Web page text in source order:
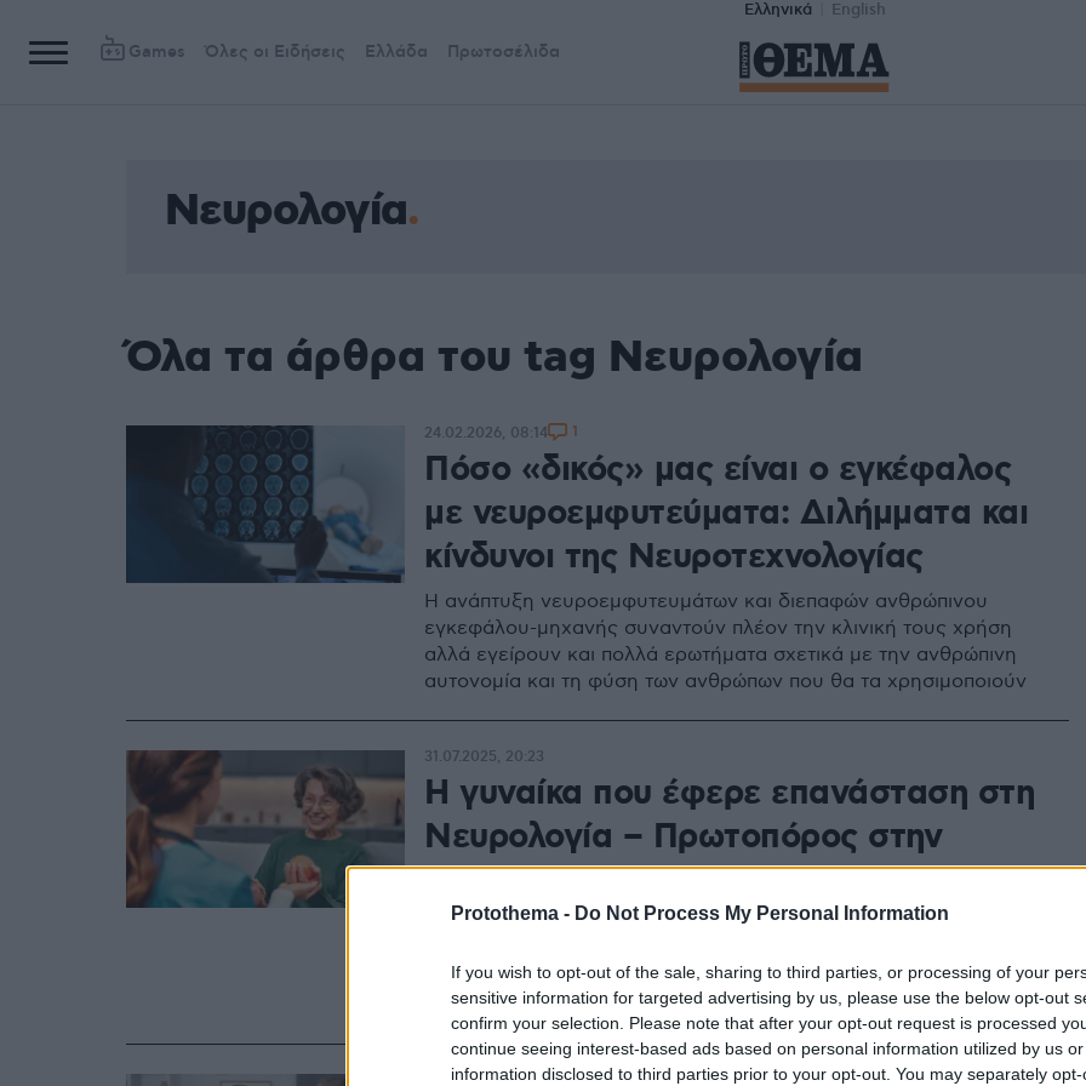
Protothema - Do Not Process My Personal Information
If you wish to opt-out of the sale, sharing to third parties, or processing of your
sensitive information for targeted advertising by us, please use the below opt-out
confirm your selection. Please note that after your opt-out request is processed
continue seeing interest-based ads based on personal information utilized by us
information disclosed to third parties prior to your opt-out. You may separately
Ελληνικά English
Games Όλες οι Ειδήσεις Ελλάδα Πρωτοσέλιδα
Νευρολογία
Όλα τα άρθρα του tag Νευρολογία
Πόσο «δικός» μας είναι o εγκέφαλος
με νευροεμφυτεύματα: Διλήμματα και
κίνδυνοι της Νευροτεχνολογίας
Η ανάπτυξη νευροεμφυτευμάτων και διεπαφών ανθρώπινου
εγκεφάλου-μηχανής συναντούν πλέον την κλινική τους χρήση
αλλά εγείρουν και πολλά ερωτήματα σχετικά με την ανθρώπινη
αυτονομία και τη φύση των ανθρώπων που θα τα χρησιμοποιούν
24.02.2026, 08:14 1
Η γυναίκα που έφερε επανάσταση στη
Νευρολογία – Πρωτοπόρος στην
επιστήμη και τη ζωή
Η δρ. Anne Buckingham Young, αψήφισε τις προσωπικές της
χώρο και να προσφέρει μέσα από τα επιστημονικά της
επιτεύγματα - Μια αληθινή έμπνευση για το μέλλον
31.07.2025, 20:23
29.04.2025, 16:49